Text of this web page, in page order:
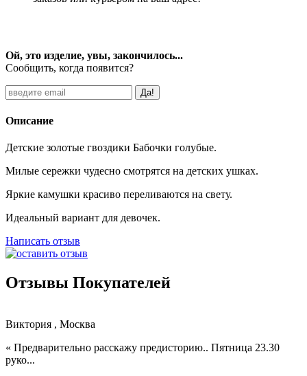
Ой, это изделие, увы, закончилось...
Сообщить, когда появится?
Описание
Детские золотые гвоздики Бабочки голубые.
Милые сережки чудесно смотрятся на детских ушках.
Яркие камушки красиво переливаются на свету.
Идеальный вариант для девочек.
Написать отзыв
Отзывы Покупателей
Виктория , Москва
« Предварительно расскажу предисторию.. Пятница 23.30
руко...